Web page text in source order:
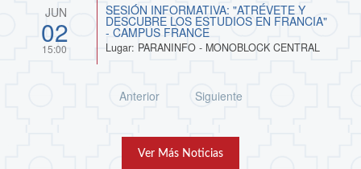
JUN
02
15:00
SESIÓN INFORMATIVA: "ATRÉVETE Y
DESCUBRE LOS ESTUDIOS EN FRANCIA"
- CAMPUS FRANCE
Lugar: PARANINFO - MONOBLOCK CENTRAL
Anterior Siguiente
Ver Más Noticias